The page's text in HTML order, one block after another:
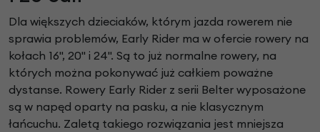
Dla większych dzieciaków, którym jazda rowerem nie
sprawia problemów, Early Rider ma w ofercie rowery na
kołach 16", 20" i 24". Są to już normalne rowery, na
których można pokonywać już całkiem poważne
dystanse. Rowery Early Rider z serii Belter wyposażone
są w napęd oparty na pasku, a nie klasycznym
łańcuchu. Zaletą takiego rozwiązania jest mniejsza